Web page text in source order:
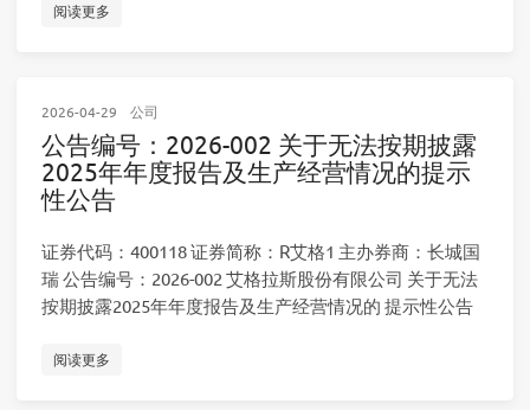
阅读更多
2026-04-29 公司
公告编号：2026-002 关于无法按期披露
2025年年度报告及生产经营情况的提示
性公告
证券代码：400118 证券简称：R艾格1 主办券商：长城国
瑞 公告编号：2026-002 艾格拉斯股份有限公司 关于无法
按期披露2025年年度报告及生产经营情况的 提示性公告
阅读更多